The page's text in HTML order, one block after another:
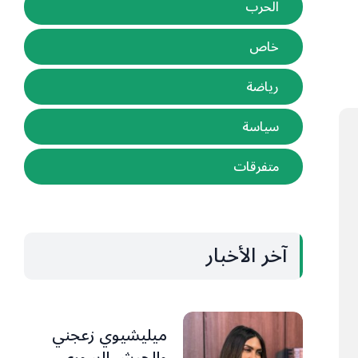
الحرب
خاص
رياضة
سياسة
متفرقات
آخر الأخبار
ميليشيوي زعجني